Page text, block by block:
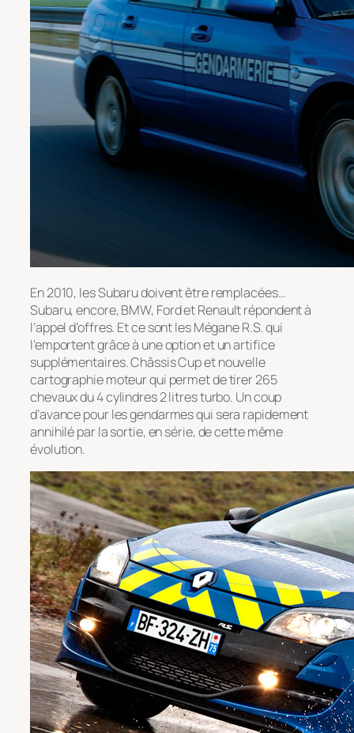
En 2010, les Subaru doivent être remplacées…
Subaru, encore, BMW, Ford et Renault répondent à
l’appel d’offres. Et ce sont les Mégane R.S. qui
l’emportent grâce à une option et un artifice
supplémentaires. Châssis Cup et nouvelle
cartographie moteur qui permet de tirer 265
chevaux du 4 cylindres 2 litres turbo. Un coup
d’avance pour les gendarmes qui sera rapidement
annihilé par la sortie, en série, de cette même
évolution.